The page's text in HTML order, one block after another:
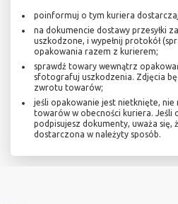
poinformuj o tym kuriera
na dokumencie dostawy przesyłki
uszkodzone, i wypełnij protokół
opakowania razem z kurierem;
sprawdź towary wewnątrz
sfotografuj uszkodzenia. Zdjęcia
zwrotu towarów;
jeśli opakowanie jest nietknięte,
towarów w obecności kuriera. Jeśli
podpisujesz dokumenty, uważa się,
dostarczona w należyty sposób.